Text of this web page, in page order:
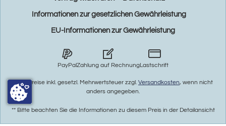
Informationen zur gesetzlichen Gewährleistung
EU-Informationen zur Gewährleistung
PayPalZahlung auf RechnungLastschrift
* Alle Preise inkl. gesetzl. Mehrwertsteuer zzgl. Versandkosten, wenn nicht
anders angegeben.
** Bitte beachten Sie die Informationen zu diesem Preis in der Detailansicht